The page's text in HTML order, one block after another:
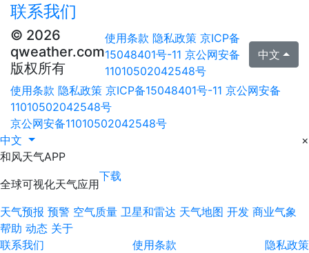
联系我们
© 2026
qweather.com
版权所有
使用条款 隐私政策 京ICP备
15048401号-11 京公网安备
11010502042548号
中文
使用条款 隐私政策 京ICP备15048401号-11 京公网安备
11010502042548号
京公网安备11010502042548号
中文
×
和风天气APP
全球可视化天气应用
下载
天气预报 预警 空气质量 卫星和雷达 天气地图 开发 商业气象
帮助 动态 关于
联系我们
使用条款
隐私政策